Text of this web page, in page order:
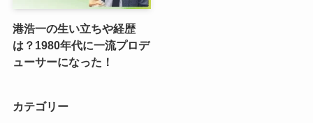
港浩一の生い立ちや経歴
は？1980年代に一流プロデ
ューサーになった！
カテゴリー